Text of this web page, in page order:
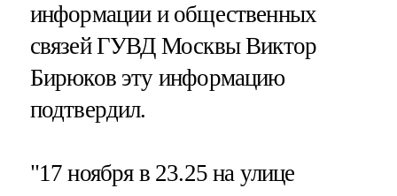
информации и общественных
связей ГУВД Москвы Виктор
Бирюков эту информацию
подтвердил.
"17 ноября в 23.25 на улице